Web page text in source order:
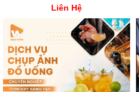
Liên Hệ